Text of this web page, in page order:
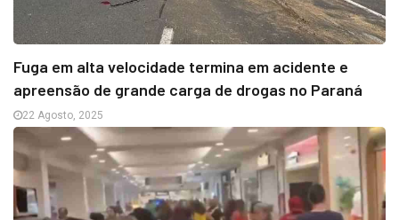
Fuga em alta velocidade termina em acidente e
apreensão de grande carga de drogas no Paraná
22 Agosto, 2025